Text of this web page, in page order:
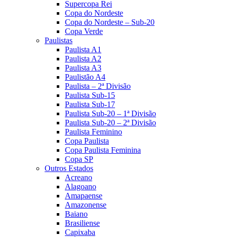
Supercopa Rei
Copa do Nordeste
Copa do Nordeste – Sub-20
Copa Verde
Paulistas
Paulista A1
Paulista A2
Paulista A3
Paulistão A4
Paulista – 2ª Divisão
Paulista Sub-15
Paulista Sub-17
Paulista Sub-20 – 1ª Divisão
Paulista Sub-20 – 2ª Divisão
Paulista Feminino
Copa Paulista
Copa Paulista Feminina
Copa SP
Outros Estados
Acreano
Alagoano
Amapaense
Amazonense
Baiano
Brasiliense
Capixaba